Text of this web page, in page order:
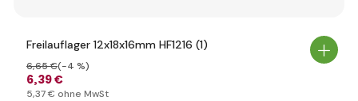
Freilauflager 12x18x16mm HF1216 (1)
6,39 €
6,65 €(-4 %)
5,37 € ohne MwSt